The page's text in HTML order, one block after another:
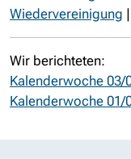
Wiedervereinigung
Wir berichteten:
Kalenderwoche 03/
Kalenderwoche 01/